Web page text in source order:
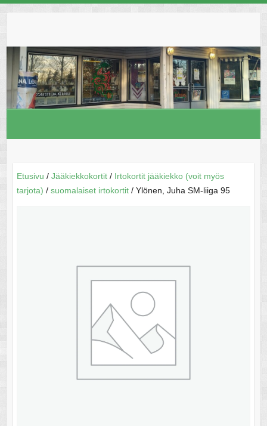
Etusivu / Jääkiekkokortit/ Irtokortit jääkiekko (voit myös
tarjota) / suomalaiset irtokortit/ Ylönen, Juha SM-liiga 95